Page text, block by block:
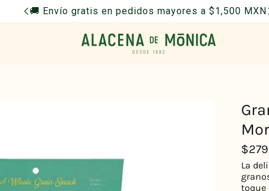
🚚 Envío gratis en pedidos mayores a $1,500 MXN
La
toque